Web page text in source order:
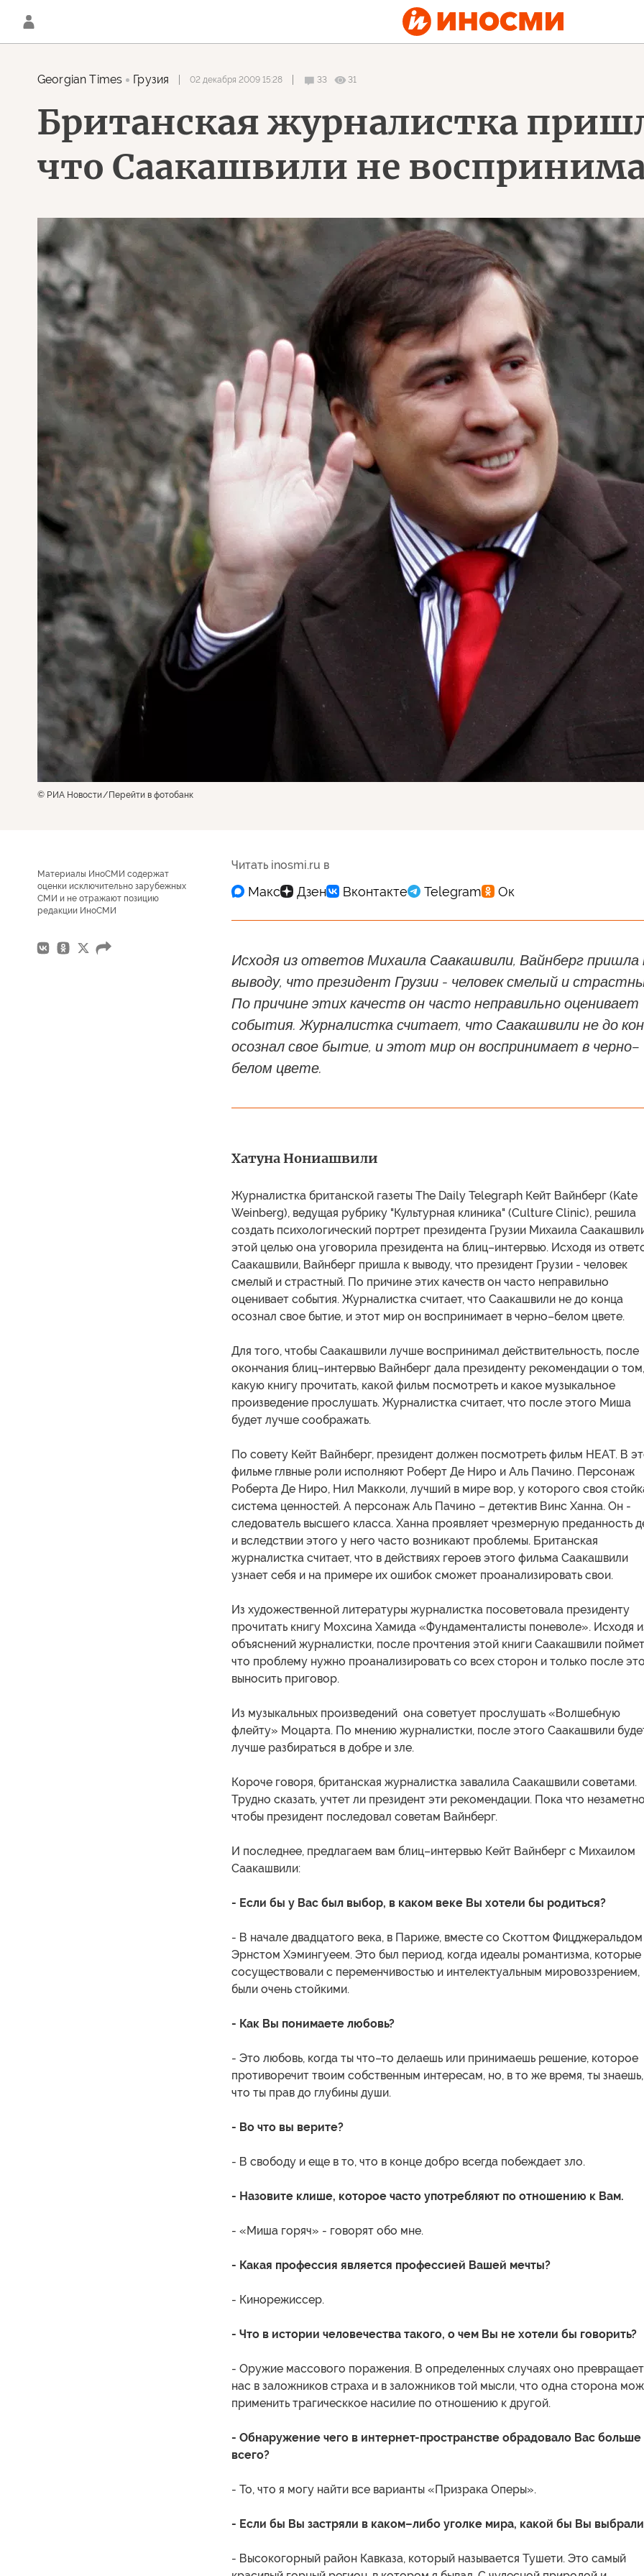
Georgian Times Грузия 02 декабря 2009 15:28 33 31
Британская журналистка
что Саакашвили не
© РИА Новости Перейти в фотобанк
Материалы ИноСМИ содержат
оценки исключительно зарубежных
СМИ и не отражают позицию
редакции ИноСМИ
Читать inosmi.ru в
Исходя из ответов Михаила Саакашвили, Вайнберг пришла
выводу, что президент Грузии - человек смелый и
По причине этих качеств он часто неправильно оценивает
события. Журналистка считает, что Саакашвили не до
осознал свое бытие, и этот мир он воспринимает в черно–
белом цвете.
Хатуна Нониашвили
Журналистка британской газеты The Daily Telegraph Кейт Вайнберг (Kate
Weinberg), ведущая рубрику "Культурная клиника" (Culture Clinic), решила
создать психологический портрет президента Грузии Михаила
этой целью она уговорила президента на блиц–интервью. Исходя из
Саакашвили, Вайнберг пришла к выводу, что президент Грузии - человек
смелый и страстный. По причине этих качеств он часто неправильно
оценивает события. Журналистка считает, что Саакашвили не до конца
осознал свое бытие, и этот мир он воспринимает в черно–белом цвете.
Для того, чтобы Саакашвили лучше воспринимал действительность, после
окончания блиц–интервью Вайнберг дала президенту рекомендации о том,
какую книгу прочитать, какой фильм посмотреть и какое музыкальное
произведение прослушать. Журналистка считает, что после этого Миша
будет лучше соображать.
По совету Кейт Вайнберг, президент должен посмотреть фильм HEAT. В
фильме глвные роли исполняют Роберт Де Ниро и Аль Пачино. Персонаж
Роберта Де Ниро, Нил Макколи, лучший в мире вор, у которого своя
система ценностей. А персонаж Аль Пачино – детектив Винс Ханна. Он -
следователь высшего класса. Ханна проявляет чрезмерную преданность
и вследствии этого у него часто возникают проблемы. Британская
журналистка считает, что в действиях героев этого фильма Саакашвили
узнает себя и на примере их ошибок сможет проанализировать свои.
Из художественной литературы журналистка посоветовала президенту
прочитать книгу Мохсина Хамида «Фундаменталисты поневоле». Исходя
объяснений журналистки, после прочтения этой книги Саакашвили
что проблему нужно проанализировать со всех сторон и только после
выносить приговор.
Из музыкальных произведений она советует прослушать «Волшебную
флейту» Моцарта. По мнению журналистки, после этого Саакашвили
лучше разбираться в добре и зле.
Короче говоря, британская журналистка завалила Саакашвили советами.
Трудно сказать, учтет ли президент эти рекомендации. Пока что
чтобы президент последовал советам Вайнберг.
И последнее, предлагаем вам блиц–интервью Кейт Вайнберг с Михаилом
Саакашвили:
- Если бы у Вас был выбор, в каком веке Вы хотели бы родиться?
- В начале двадцатого века, в Париже, вместе со Скоттом
Эрнстом Хэмингуеем. Это был период, когда идеалы романтизма, которые
сосуществовали с переменчивостью и интелектуальным мировоззрением,
были очень стойкими.
- Как Вы понимаете любовь?
- Это любовь, когда ты что–то делаешь или принимаешь решение, которое
противоречит твоим собственным интересам, но, в то же время, ты знаешь,
что ты прав до глубины души.
- Во что вы верите?
- В свободу и еще в то, что в конце добро всегда побеждает зло.
- Назовите клише, которое часто употребляют по отношению к Вам.
- «Миша горяч» - говорят обо мне.
- Какая профессия является профессией Вашей мечты?
- Кинорежиссер.
- Что в истории человечества такого, о чем Вы не хотели бы говорить?
- Оружие массового поражения. В определенных случаях оно превращает
нас в заложников страха и в заложников той мысли, что одна сторона
применить трагическкое насилие по отношению к другой.
- Обнаружение чего в интернет-пространстве обрадовало Вас больше
всего?
- То, что я могу найти все варианты «Призрака Оперы».
- Если бы Вы застряли в каком–либо уголке мира, какой бы Вы
- Высокогорный район Кавказа, который называется Тушети. Это самый